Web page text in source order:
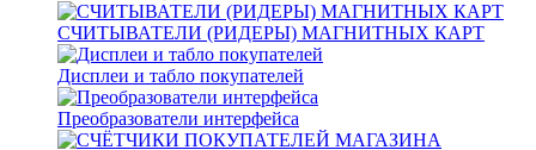
СЧИТЫВАТЕЛИ (РИДЕРЫ) МАГНИТНЫХ КАРТ
Дисплеи и табло покупателей
Преобразователи интерфейса